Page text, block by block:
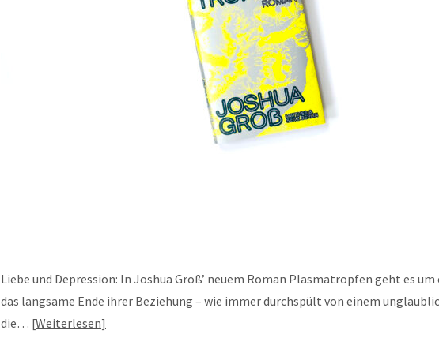
Liebe und Depression: In Joshua Groß’ neuem Roman Plasmatropfen geht es um
das langsame Ende ihrer Beziehung – wie immer durchspült von einem
die… Weiterlesen